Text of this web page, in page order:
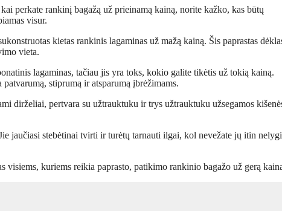
perkate rankinį bagažą už prieinamą kainą, norite kažko, kas būtų
visur.
kietas rankinis lagaminas už mažą kainą. Šis paprastas
vieta.
lagaminas, tačiau jis yra toks, kokio galite tikėtis už tokią kainą.
stiprumą ir atsparumą įbrėžimams.
dirželiai, pertvara su užtrauktuku ir trys užtrauktuku užsegamos
jaučiasi stebėtinai tvirti ir turėtų tarnauti ilgai, kol nevežate jų itin
kuriems reikia paprasto, patikimo rankinio bagažo už gerą